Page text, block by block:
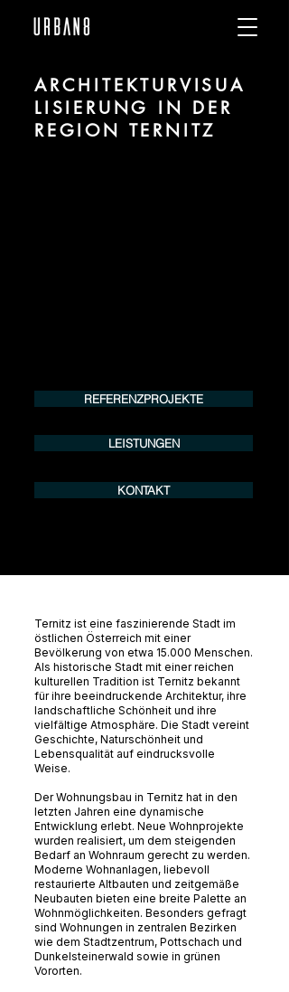
ARCHITEKTURVISUA
LISIERUNG IN DER
REGION TERNITZ
REFERENZPROJEKTE
LEISTUNGEN
KONTAKT
Ternitz ist eine faszinierende Stadt im
östlichen Österreich mit einer
Bevölkerung von etwa 15.000 Menschen.
Als historische Stadt mit einer reichen
kulturellen Tradition ist Ternitz bekannt
für ihre beeindruckende Architektur, ihre
landschaftliche Schönheit und ihre
vielfältige Atmosphäre. Die Stadt vereint
Geschichte, Naturschönheit und
Lebensqualität auf eindrucksvolle
Weise.
Der Wohnungsbau in Ternitz hat in den
letzten Jahren eine dynamische
Entwicklung erlebt. Neue Wohnprojekte
wurden realisiert, um dem steigenden
Bedarf an Wohnraum gerecht zu werden.
Moderne Wohnanlagen, liebevoll
restaurierte Altbauten und zeitgemäße
Neubauten bieten eine breite Palette an
Wohnmöglichkeiten. Besonders gefragt
sind Wohnungen in zentralen Bezirken
wie dem Stadtzentrum, Pottschach und
Dunkelsteinerwald sowie in grünen
Vororten.